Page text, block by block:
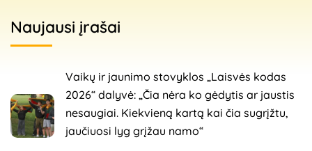
Naujausi įrašai
Vaikų ir jaunimo stovyklos „Laisvės kodas
2026“ dalyvė: „Čia nėra ko gėdytis ar jaustis
nesaugiai. Kiekvieną kartą kai čia sugrįžtu,
jaučiuosi lyg grįžau namo“